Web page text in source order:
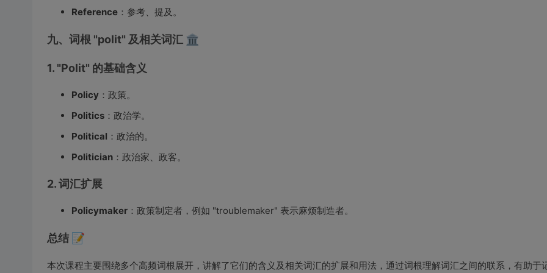
Reference：参考、提及。
九、词根 "polit" 及相关词汇 🏛️
1. "Polit" 的基础含义
Policy：政策。
Politics：政治学。
Political ：政治的。
Politician：政治家、政客。
2. 词汇扩展
Policymaker：政策制定者，例如 "troublemaker" 表示麻烦制造者。
总结 📝
本次课程主要围绕多个高频词根展开，讲解了它们的含义及相关词汇的扩展和用法，通过词根理解词汇之间的联系，有助于